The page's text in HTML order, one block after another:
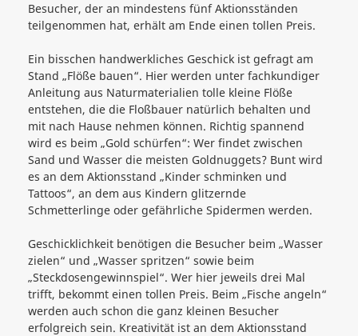
Besucher, der an mindestens fünf Aktionsständen
teilgenommen hat, erhält am Ende einen tollen Preis.
Ein bisschen handwerkliches Geschick ist gefragt am
Stand „Flöße bauen“. Hier werden unter fachkundiger
Anleitung aus Naturmaterialien tolle kleine Flöße
entstehen, die die Floßbauer natürlich behalten und
mit nach Hause nehmen können. Richtig spannend
wird es beim „Gold schürfen“: Wer findet zwischen
Sand und Wasser die meisten Goldnuggets? Bunt wird
es an dem Aktionsstand „Kinder schminken und
Tattoos“, an dem aus Kindern glitzernde
Schmetterlinge oder gefährliche Spidermen werden.
Geschicklichkeit benötigen die Besucher beim „Wasser
zielen“ und „Wasser spritzen“ sowie beim
„Steckdosengewinnspiel“. Wer hier jeweils drei Mal
trifft, bekommt einen tollen Preis. Beim „Fische angeln“
werden auch schon die ganz kleinen Besucher
erfolgreich sein. Kreativität ist an dem Aktionsstand